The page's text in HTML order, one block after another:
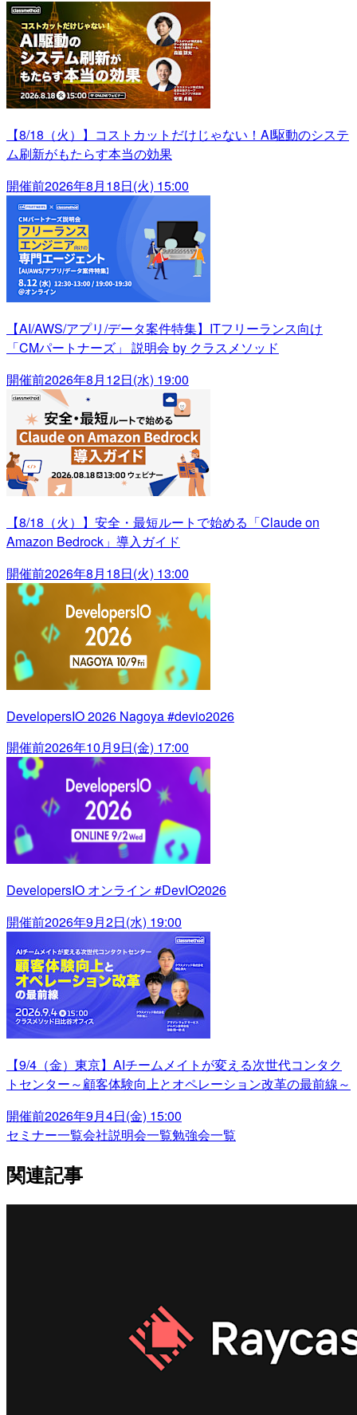
【8/18（火）】コストカットだけじゃない！AI駆動のシステ
ム刷新がもたらす本当の効果
開催前2026年8月18日(火) 15:00
【AI/AWS/アプリ/データ案件特集】ITフリーランス向け
「CMパートナーズ」 説明会 by クラスメソッド
開催前2026年8月12日(水) 19:00
【8/18（火）】安全・最短ルートで始める「Claude on
Amazon Bedrock」導入ガイド
開催前2026年8月18日(火) 13:00
DevelopersIO 2026 Nagoya #devio2026
開催前2026年10月9日(金) 17:00
DevelopersIO オンライン #DevIO2026
開催前2026年9月2日(水) 19:00
【9/4（金）東京】AIチームメイトが変える次世代コンタク
トセンター～顧客体験向上とオペレーション改革の最前線～
開催前2026年9月4日(金) 15:00
セミナー一覧会社説明会一覧勉強会一覧
関連記事